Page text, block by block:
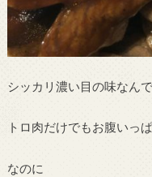
シッカリ濃い目の味なん
トロ肉だけでもお腹いっ
なのに